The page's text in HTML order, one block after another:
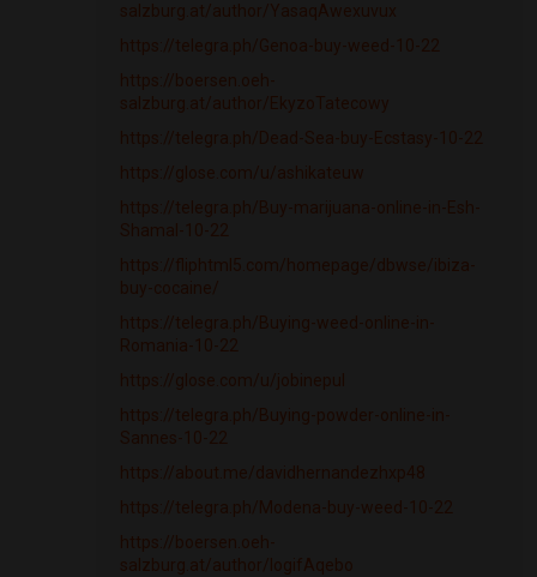
salzburg.at/author/YasaqAwexuvux
https://telegra.ph/Genoa-buy-weed-10-22
https://boersen.oeh-
salzburg.at/author/EkyzoTatecowy
https://telegra.ph/Dead-Sea-buy-Ecstasy-10-22
https://glose.com/u/ashikateuw
https://telegra.ph/Buy-marijuana-online-in-Esh-
Shamal-10-22
https://fliphtml5.com/homepage/dbwse/ibiza-
buy-cocaine/
https://telegra.ph/Buying-weed-online-in-
Romania-10-22
https://glose.com/u/jobinepul
https://telegra.ph/Buying-powder-online-in-
Sannes-10-22
https://about.me/davidhernandezhxp48
https://telegra.ph/Modena-buy-weed-10-22
https://boersen.oeh-
salzburg.at/author/IogifAqebo